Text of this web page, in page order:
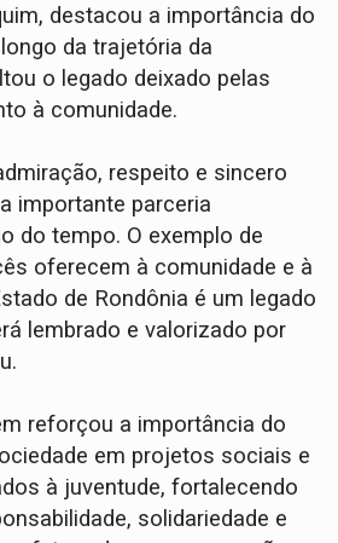
destacou a importância do
da trajetória da
o legado deixado pelas
à comunidade.
respeito e sincero
importante parceria
do tempo. O exemplo de
oferecem à comunidade e à
de Rondônia é um legado
lembrado e valorizado por
reforçou a importância do
em projetos sociais e
à juventude, fortalecendo
solidariedade e